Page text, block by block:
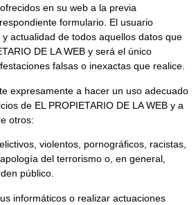
en su web a la previa
formulario. El usuario
actualidad de todos aquellos datos que
DE LA WEB y será el único
falsas o inexactas que realice.
expresamente a hacer un uso adecuado
de EL PROPIETARIO DE LA WEB y a
otros:
violentos, pornográficos, racistas,
del terrorismo o, en general,
público.
informáticos o realizar actuaciones